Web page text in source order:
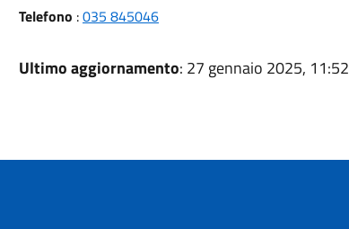
Telefono :035 845046
Ultimo aggiornamento: 27 gennaio 2025, 11:52